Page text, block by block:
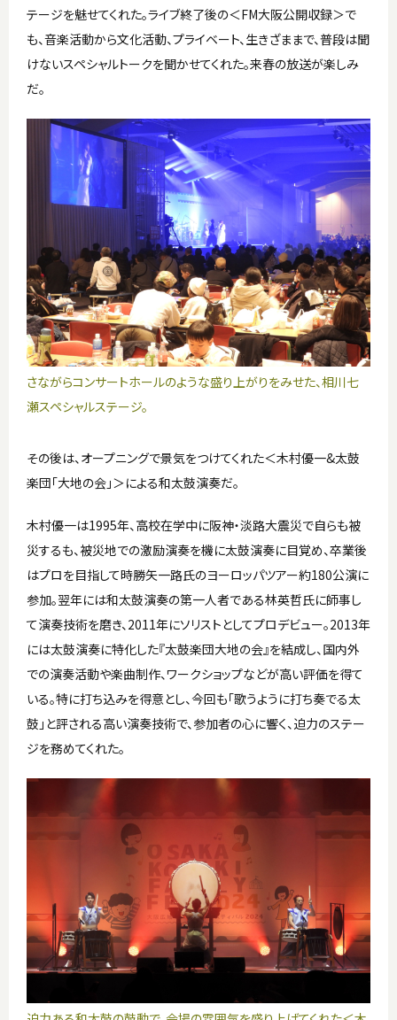
テージを魅せてくれた。ライブ終了後の＜FM大阪公開収録＞で
も、音楽活動から文化活動、プライベート、生きざままで、普段は聞
けないスペシャルトークを聞かせてくれた。来春の放送が楽しみ
だ。
さながらコンサートホールのような盛り上がりをみせた、相川七
瀬スペシャルステージ。
その後は、オープニングで景気をつけてくれた＜木村優一&太鼓
楽団「大地の会」＞による和太鼓演奏だ。
木村優一は1995年、高校在学中に阪神・淡路大震災で自らも被
災するも、被災地での激励演奏を機に太鼓演奏に目覚め、卒業後
はプロを目指して時勝矢一路氏のヨーロッパツアー約180公演に
参加。翌年には和太鼓演奏の第一人者である林英哲氏に師事し
て演奏技術を磨き、2011年にソリストとしてプロデビュー。2013年
には太鼓演奏に特化した『太鼓楽団大地の会』を結成し、国内外
での演奏活動や楽曲制作、ワークショップなどが高い評価を得て
いる。特に打ち込みを得意とし、今回も「歌うように打ち奏でる太
鼓」と評される高い演奏技術で、参加者の心に響く、迫力のステー
ジを務めてくれた。